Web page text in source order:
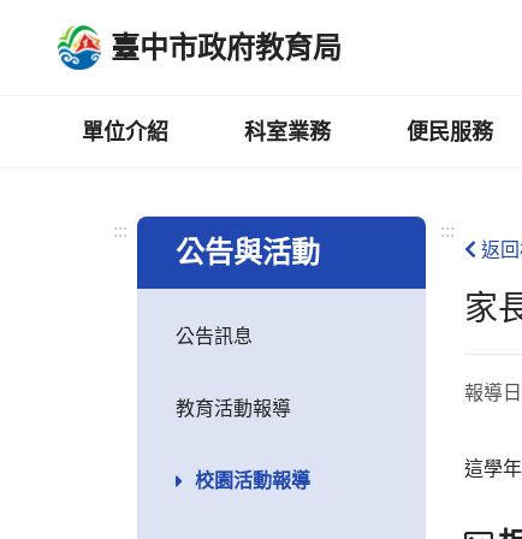
臺中市政府教育局
單位介紹 科室業務 便民服務
:::
公告與活動
公告訊息
教育活動報導
校園活動報導
:::
返
家
報導日
這學